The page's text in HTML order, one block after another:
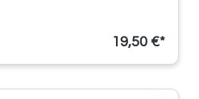
19,50 €*